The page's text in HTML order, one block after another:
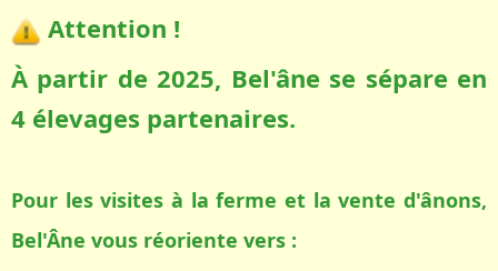
Attention !
À partir de 2025, Bel'âne se sépare en
4 élevages partenaires.
Pour les visites à la ferme et la vente d'ânons,
Bel'Âne vous réoriente vers :